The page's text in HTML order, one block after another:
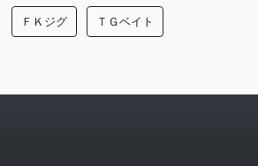
ＦＫジグ ＴＧベイト